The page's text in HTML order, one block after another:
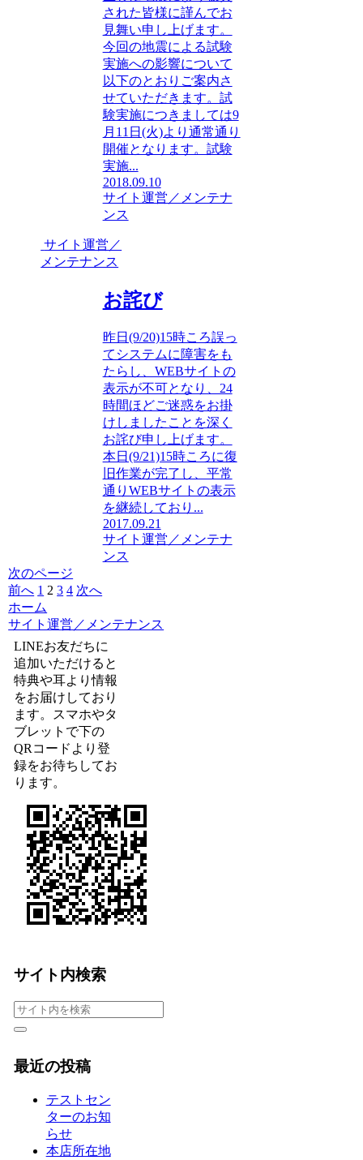
された皆様に謹んでお
見舞い申し上げます。
今回の地震による試験
実施への影響について
以下のとおりご案内さ
せていただきます。試
験実施につきましては9
月11日(火)より通常通り
開催となります。試験
実施...
2018.09.10
サイト運営／メンテナ
ンス
サイト運営／
メンテナンス
お詫び
昨日(9/20)15時ころ誤っ
てシステムに障害をも
たらし、WEBサイトの
表示が不可となり、24
時間ほどご迷惑をお掛
けしましたことを深く
お詫び申し上げます。
本日(9/21)15時ころに復
旧作業が完了し、平常
通りWEBサイトの表示
を継続しており...
2017.09.21
サイト運営／メンテナ
ンス
次のページ
前へ 1 2 3 4 次へ
ホーム
サイト運営／メンテナンス
LINEお友だちに
追加いただけると
特典や耳より情報
をお届けしており
ます。スマホやタ
ブレットで下の
QRコードより登
録をお待ちしてお
ります。
サイト内検索
最近の投稿
テストセン
ターのお知
らせ
本店所在地